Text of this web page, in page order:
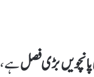
پانچویں بڑی فصلہے،